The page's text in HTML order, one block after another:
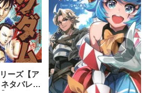
ーズ【ア
タバレ感